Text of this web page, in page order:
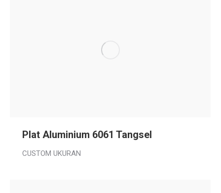
Plat Aluminium 6061 Tangsel
CUSTOM UKURAN